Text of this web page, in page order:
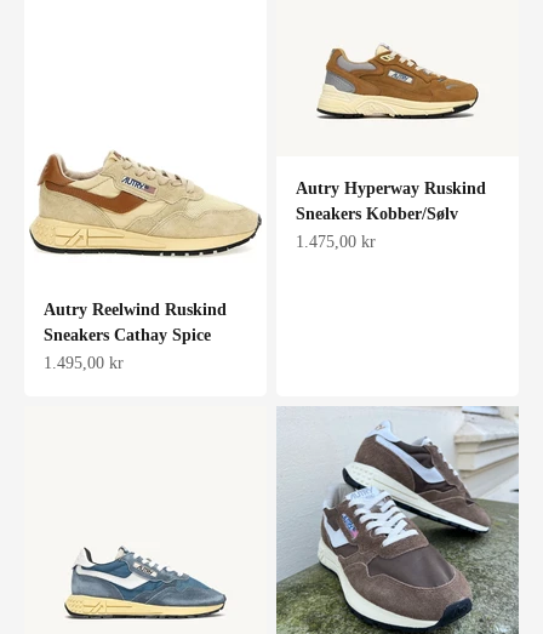
Autry Reelwind Ruskind
Sneakers Cathay Spice
Salgspris
1.495,00 kr
Autry Hyperway Ruskind
Sneakers Kobber/Sølv
Salgspris
1.475,00 kr